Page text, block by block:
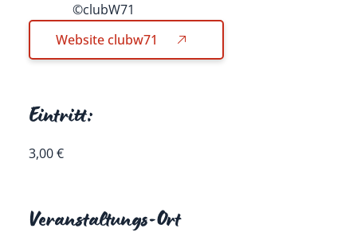
©clubW71
Website clubw71
Eintritt:
3,00 €
Veranstaltungs-Ort